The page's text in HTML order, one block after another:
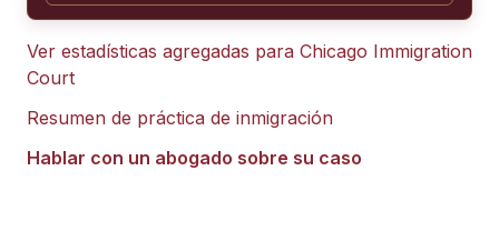
Ver estadísticas agregadas para Chicago Immigration
Court
Resumen de práctica de inmigración
Hablar con un abogado sobre su caso